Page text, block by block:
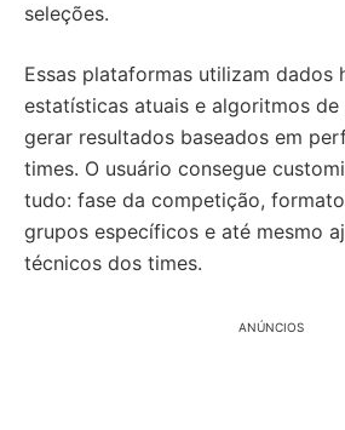
seleções.
Essas plataformas utilizam dados
estatísticas atuais e algoritmos de
gerar resultados baseados em
times. O usuário consegue
tudo: fase da competição,
grupos específicos e até mesmo
técnicos dos times.
ANÚNCIOS